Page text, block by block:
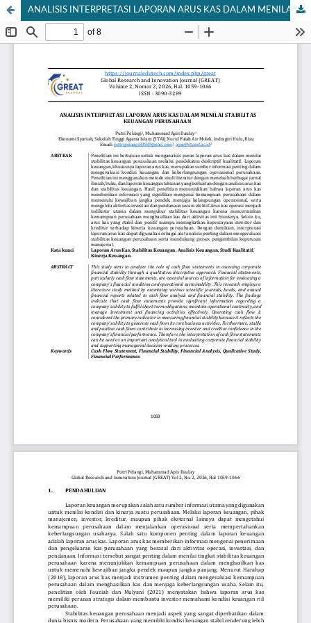
ANALISIS INTERPRETASI LAPORAN ARUS KAS DALAM MENILAI STABILITAS KEUANGAN PERUSAHAAN